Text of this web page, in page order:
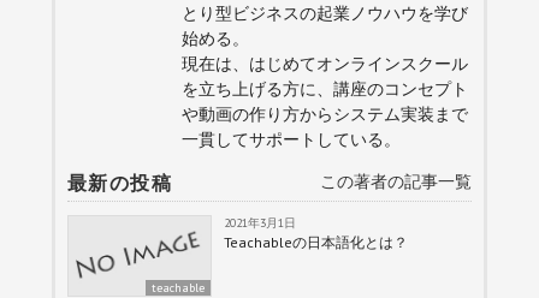
とり型ビジネスの起業ノウハウを学び
始める。
現在は、はじめてオンラインスクール
を立ち上げる方に、講座のコンセプト
や動画の作り方からシステム実装まで
一貫してサポートしている。
最新の投稿 この著者の記事一覧
teachable
2021年3月1日
Teachableの日本語化とは？